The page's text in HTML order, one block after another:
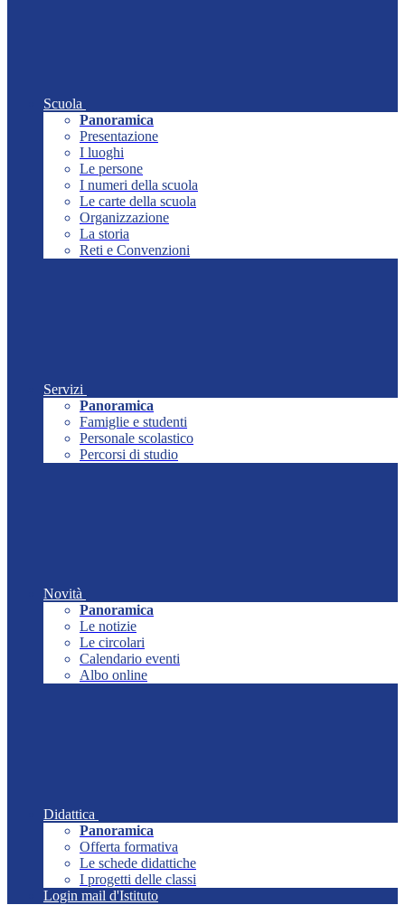
Scuola
Panoramica
Presentazione
I luoghi
Le persone
I numeri della scuola
Le carte della scuola
Organizzazione
La storia
Reti e Convenzioni
Servizi
Panoramica
Famiglie e studenti
Personale scolastico
Percorsi di studio
Novità
Panoramica
Le notizie
Le circolari
Calendario eventi
Albo online
Didattica
Panoramica
Offerta formativa
Le schede didattiche
I progetti delle classi
Login mail d'Istituto